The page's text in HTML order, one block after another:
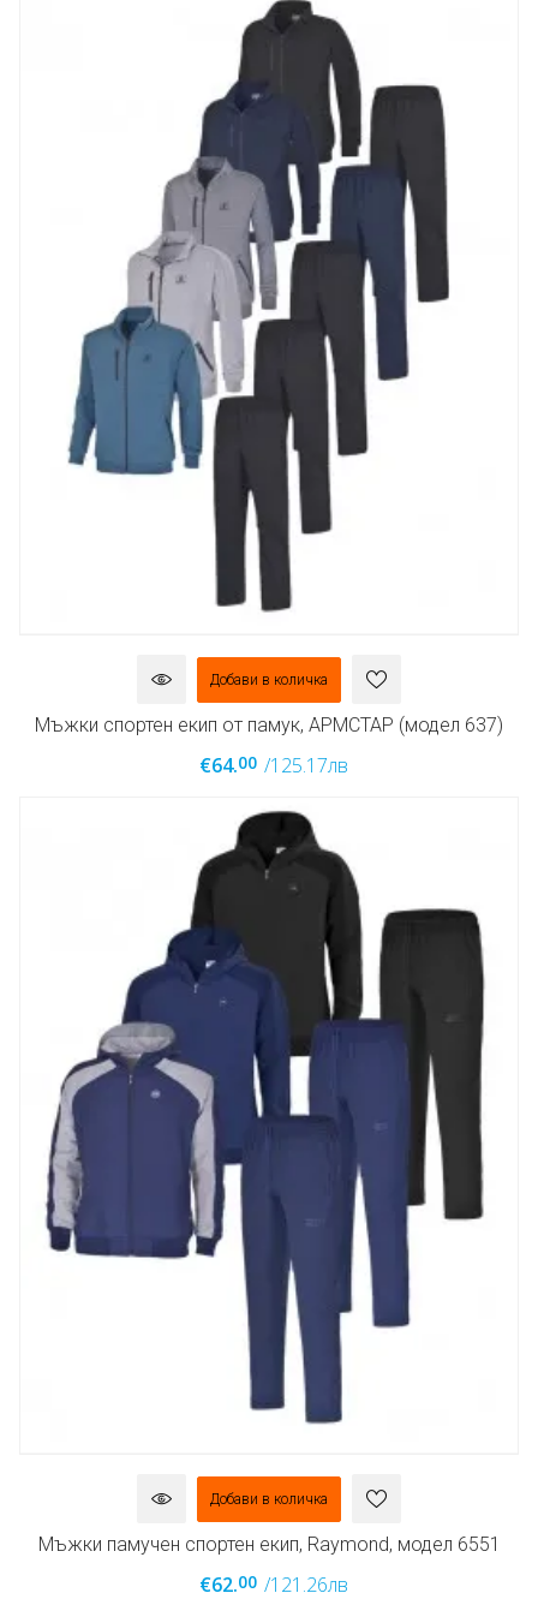
Добави в количка
Мъжки спортен екип от памук, АРМСТАР (модел 637)
€64.00 /125.17лв
Добави в количка
Мъжки памучен спортен екип, Raymond, модел 6551
€62.00 /121.26лв